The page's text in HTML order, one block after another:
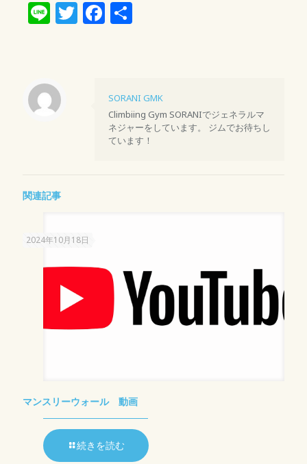
LineTwitter
Facebook
共
SORANI GMK
Climbiing Gym SORANIでジェネラルマ
ネジャーをしています。 ジムでお待ちし
ています！
関連記事
2024年10月18日
マンスリーウォール 動画
続きを読む